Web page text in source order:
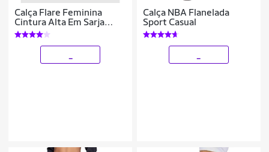
Calça Flare Feminina
Cintura Alta Em Sarja
Com Elastano
Calça NBA Flanelada
Sport Casual